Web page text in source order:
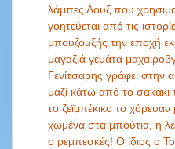
λάμπες Λουξ που
γοητεύεται από τις
μπουζουξής την εποχή
μαγαζιά γεμάτα
Γενίτσαρης γράφει στην
μαζί κάτω από το
το ζεϊμπέκικο το
χωμένα στα μπούτια, η
ο ρεμπεσκές! Ο ίδιος ο